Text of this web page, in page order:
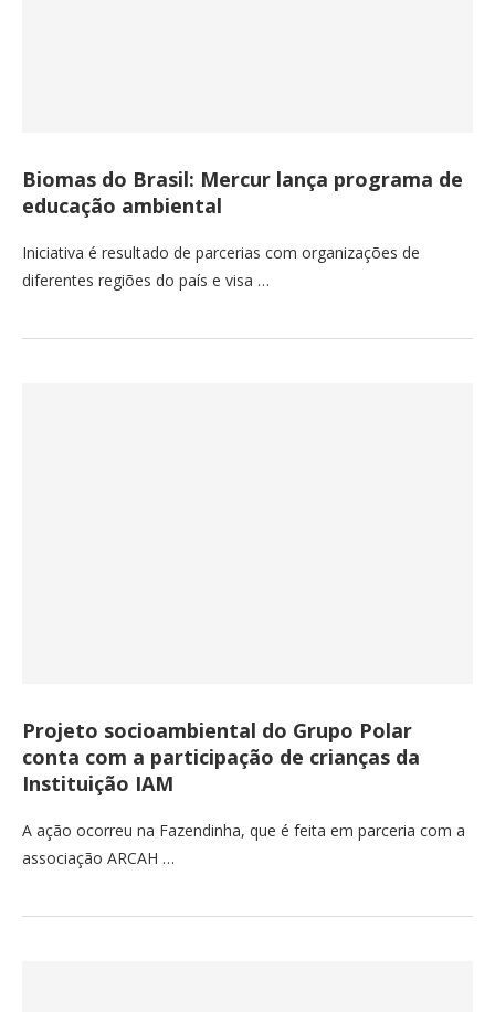
Biomas do Brasil: Mercur lança programa de
educação ambiental
Iniciativa é resultado de parcerias com organizações de
diferentes regiões do país e visa …
Projeto socioambiental do Grupo Polar
conta com a participação de crianças da
Instituição IAM
A ação ocorreu na Fazendinha, que é feita em parceria com a
associação ARCAH …